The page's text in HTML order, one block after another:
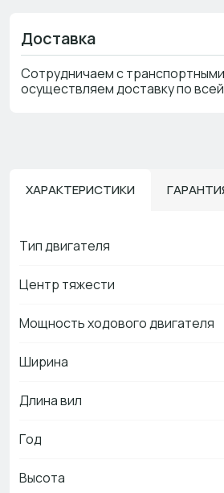
Доставка
Сотрудничаем с
осуществляем доставку по
ХАРАКТЕРИСТИКИ
Тип двигателя
Центр тяжести
Мощность ходового двигателя
Ширина
Длина вил
Год
Высота